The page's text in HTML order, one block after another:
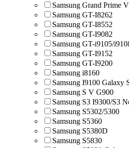
Samsung Grand Prime
Samsung GT-I8262
Samsung GT-I8552
Samsung GT-I9082
Samsung GT-i9105/
Samsung GT-I9152
Samsung GT-I9200
Samsung i8160
Samsung I9100 Galaxy
Samsung S V G900
Samsung S3 I9300/S3
Samsung S5302/5300
Samsung S5360
Samsung S5380D
Samsung S5830